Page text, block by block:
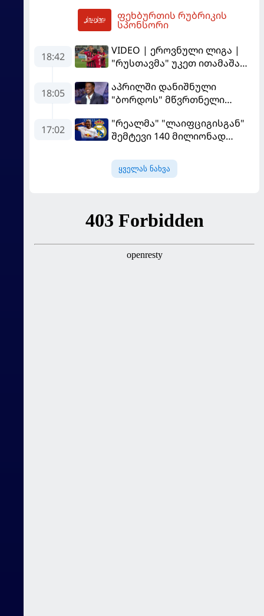
"ლივერპულის" ყოფილმა
მეკარემ
ფეხბურთის რუბრიკის
სპონსორი
18:42
VIDEO | ეროვნული ლიგა |
"რუსთავმა" უკეთ ითამაშა
მოიგო, "ტორპედომ" გვიან
გაიღვიძა...
18:05
აპრილში დანიშნული
"ბორდოს" მწვრთნელი
17:02
"რეალმა" "ლაიფციგისგან"
შემტევი 140 მილიონად
ყველას ნახვა